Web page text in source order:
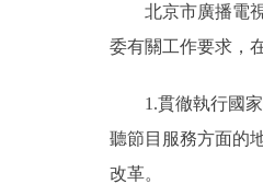
北京市廣播電
委有關工作要求，
1.貫徹執行國
聽節目服務方面的
改革。